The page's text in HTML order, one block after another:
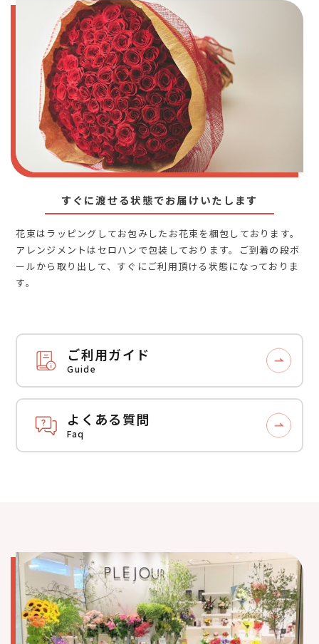
すぐに渡せる状態でお届けいたします
花束はラッピングしてお包みしたお花束を梱包しております。
アレンジメントはセロハンで包装しております。ご到着の段ボ
ールから取り出して、すぐにご利用頂ける状態になっておりま
す。
ご利用ガイド
Guide
よくある質問
Faq